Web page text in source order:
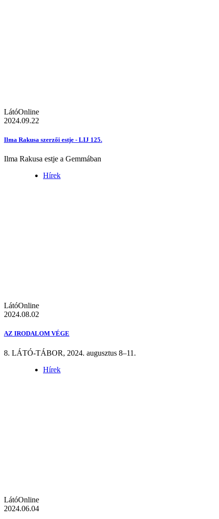
LátóOnline
2024.09.22
Ilma Rakusa szerzői estje - LIJ 125.
Ilma Rakusa estje a Gemmában
Hírek
LátóOnline
2024.08.02
AZ IRODALOM VÉGE
8. LÁTÓ-TÁBOR, 2024. augusztus 8–11.
Hírek
LátóOnline
2024.06.04